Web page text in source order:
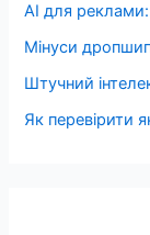
AI для
Мінуси
Штучний
Як перевірити